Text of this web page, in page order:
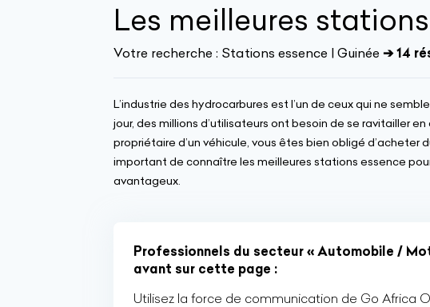
Les meilleures
Votre recherche : Stations essence | Guinée ➔ 14
L’industrie des hydrocarbures est l’un de ceux qui ne
jour, des millions d’utilisateurs ont besoin de se ravitailler
propriétaire d’un véhicule, vous êtes bien obligé d’acheter
important de connaître les meilleures stations essence
avantageux.
Professionnels du secteur « Automobile /
avant sur cette page :
Utilisez la force de communication de Go Africa